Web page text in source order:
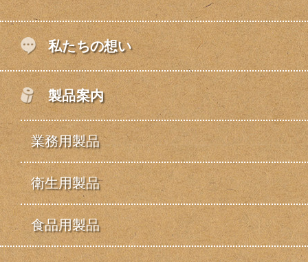
私たちの想い
製品案内
業務用製品
衛生用製品
食品用製品